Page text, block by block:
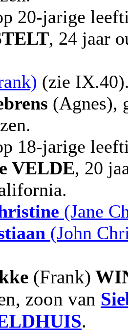
20-jarige
, 24 jaar
(zie
(Agnes),
18-jarige
VELDE, 20
(Jane
(John
(Frank)
zoon van
.